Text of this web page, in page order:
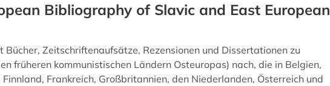
Bibliography of Slavic and East European
Bücher, Zeitschriftenaufsätze, Rezensionen und Dissertationen zu
früheren kommunistischen Ländern Osteuropas) nach, die in Belgien,
Frankreich, Großbritannien, den Niederlanden, Österreich und